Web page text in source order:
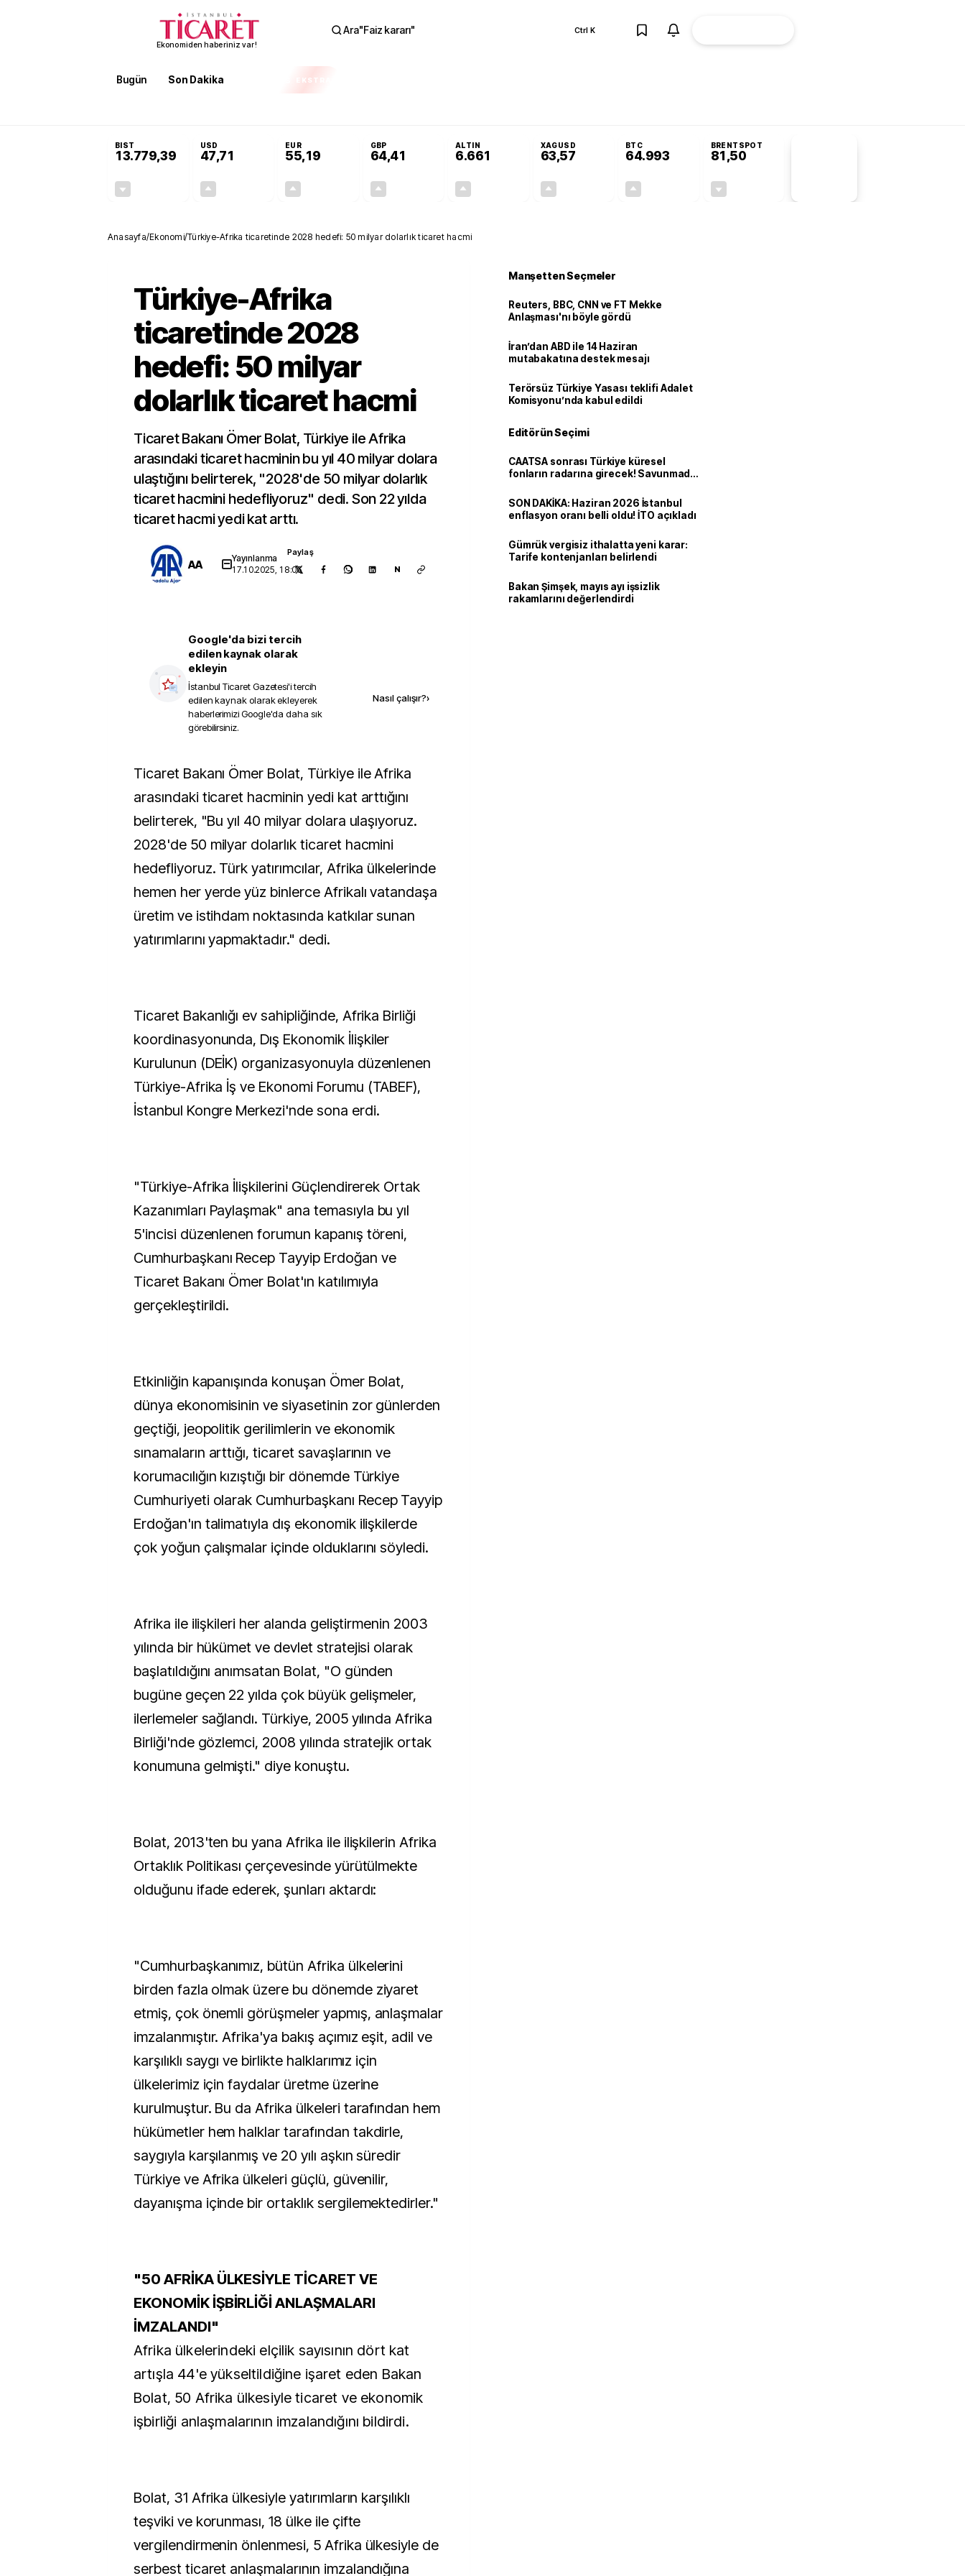
Ekonomiden haberiniz var!
Ara"Faiz kararı" Ctrl K
Bugün Son Dakika EKSTRA
BIST
13.779,39
USD
47,71
EUR
55,19
GBP
64,41
ALTIN
6.661
XAGUSD
63,57
BTC
64.993
BRENTSPOT
81,50
Anasayfa/Ekonomi/Türkiye-Afrika ticaretinde 2028 hedefi: 50 milyar dolarlık ticaret hacmi
Türkiye-Afrika
ticaretinde 2028
hedefi: 50 milyar
dolarlık ticaret hacmi
Ticaret Bakanı Ömer Bolat, Türkiye ile Afrika
arasındaki ticaret hacminin bu yıl 40 milyar dolara
ulaştığını belirterek, "2028'de 50 milyar dolarlık
ticaret hacmini hedefliyoruz" dedi. Son 22 yılda
ticaret hacmi yedi kat arttı.
AA
Yayınlanma
17.10.2025, 18:06
Paylaş
N
Google'da bizi tercih
edilen kaynak olarak
ekleyin
İstanbul Ticaret Gazetesi'i tercih
edilen kaynak olarak ekleyerek
haberlerimizi Google'da daha sık
görebilirsiniz.
Nasıl çalışır?›
Ticaret Bakanı Ömer Bolat, Türkiye ile Afrika
arasındaki ticaret hacminin yedi kat arttığını
belirterek, "Bu yıl 40 milyar dolara ulaşıyoruz.
2028'de 50 milyar dolarlık ticaret hacmini
hedefliyoruz. Türk yatırımcılar, Afrika ülkelerinde
hemen her yerde yüz binlerce Afrikalı vatandaşa
üretim ve istihdam noktasında katkılar sunan
yatırımlarını yapmaktadır." dedi.
Ticaret Bakanlığı ev sahipliğinde, Afrika Birliği
koordinasyonunda, Dış Ekonomik İlişkiler
Kurulunun (DEİK) organizasyonuyla düzenlenen
Türkiye-Afrika İş ve Ekonomi Forumu (TABEF),
İstanbul Kongre Merkezi'nde sona erdi.
"Türkiye-Afrika İlişkilerini Güçlendirerek Ortak
Kazanımları Paylaşmak" ana temasıyla bu yıl
5'incisi düzenlenen forumun kapanış töreni,
Cumhurbaşkanı Recep Tayyip Erdoğan ve
Ticaret Bakanı Ömer Bolat'ın katılımıyla
gerçekleştirildi.
Etkinliğin kapanışında konuşan Ömer Bolat,
dünya ekonomisinin ve siyasetinin zor günlerden
geçtiği, jeopolitik gerilimlerin ve ekonomik
sınamaların arttığı, ticaret savaşlarının ve
korumacılığın kızıştığı bir dönemde Türkiye
Cumhuriyeti olarak Cumhurbaşkanı Recep Tayyip
Erdoğan'ın talimatıyla dış ekonomik ilişkilerde
çok yoğun çalışmalar içinde olduklarını söyledi.
Afrika ile ilişkileri her alanda geliştirmenin 2003
yılında bir hükümet ve devlet stratejisi olarak
başlatıldığını anımsatan Bolat, "O günden
bugüne geçen 22 yılda çok büyük gelişmeler,
ilerlemeler sağlandı. Türkiye, 2005 yılında Afrika
Birliği'nde gözlemci, 2008 yılında stratejik ortak
konumuna gelmişti." diye konuştu.
Bolat, 2013'ten bu yana Afrika ile ilişkilerin Afrika
Ortaklık Politikası çerçevesinde yürütülmekte
olduğunu ifade ederek, şunları aktardı:
"Cumhurbaşkanımız, bütün Afrika ülkelerini
birden fazla olmak üzere bu dönemde ziyaret
etmiş, çok önemli görüşmeler yapmış, anlaşmalar
imzalanmıştır. Afrika'ya bakış açımız eşit, adil ve
karşılıklı saygı ve birlikte halklarımız için
ülkelerimiz için faydalar üretme üzerine
kurulmuştur. Bu da Afrika ülkeleri tarafından hem
hükümetler hem halklar tarafından takdirle,
saygıyla karşılanmış ve 20 yılı aşkın süredir
Türkiye ve Afrika ülkeleri güçlü, güvenilir,
dayanışma içinde bir ortaklık sergilemektedirler."
"50 AFRİKA ÜLKESİYLE TİCARET VE
EKONOMİK İŞBİRLİĞİ ANLAŞMALARI
İMZALANDI"
Afrika ülkelerindeki elçilik sayısının dört kat
artışla 44'e yükseltildiğine işaret eden Bakan
Bolat, 50 Afrika ülkesiyle ticaret ve ekonomik
işbirliği anlaşmalarının imzalandığını bildirdi.
Bolat, 31 Afrika ülkesiyle yatırımların karşılıklı
teşviki ve korunması, 18 ülke ile çifte
vergilendirmenin önlenmesi, 5 Afrika ülkesiyle de
serbest ticaret anlaşmalarının imzalandığına
Manşetten Seçmeler
Reuters, BBC, CNN ve FT Mekke
Anlaşması'nı böyle gördü
İran’dan ABD ile 14 Haziran
mutabakatına destek mesajı
Terörsüz Türkiye Yasası teklifi Adalet
Komisyonu’nda kabul edildi
Editörün Seçimi
CAATSA sonrası Türkiye küresel
fonların radarına girecek! Savunmadan
SON DAKİKA: Haziran 2026 İstanbul
enflasyon oranı belli oldu! İTO açıkladı
Gümrük vergisiz ithalatta yeni karar:
Tarife kontenjanları belirlendi
Bakan Şimşek, mayıs ayı işsizlik
rakamlarını değerlendirdi